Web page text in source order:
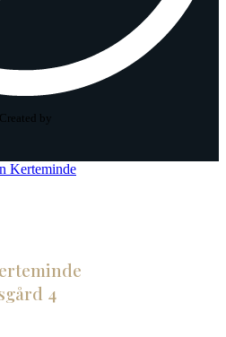
Created by
4